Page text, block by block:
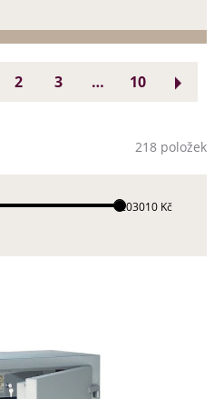
2 3 … 10
218 položek
203010 Kč